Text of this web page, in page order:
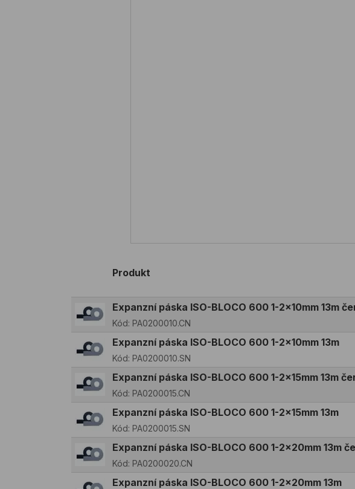
Produkt
Expanzní páska ISO-BLOCO 600 1-2x10mm 13m
Kód: PA0200010.CN
Expanzní páska ISO-BLOCO 600 1-2x10mm 13m
Kód: PA0200010.SN
Expanzní páska ISO-BLOCO 600 1-2x15mm 13m
Kód: PA0200015.CN
Expanzní páska ISO-BLOCO 600 1-2x15mm 13m
Kód: PA0200015.SN
Expanzní páska ISO-BLOCO 600 1-2x20mm 13m
Kód: PA0200020.CN
Expanzní páska ISO-BLOCO 600 1-2x20mm 13m